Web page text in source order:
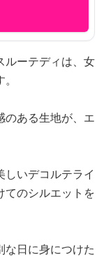
ルーテディは、女
のある生地が、エ
いデコルテライ
てのシルエットを
な日に身につけた